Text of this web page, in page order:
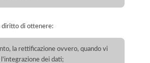
diritto di ottenere:
la rettificazione ovvero, quando vi
l'integrazione dei dati;